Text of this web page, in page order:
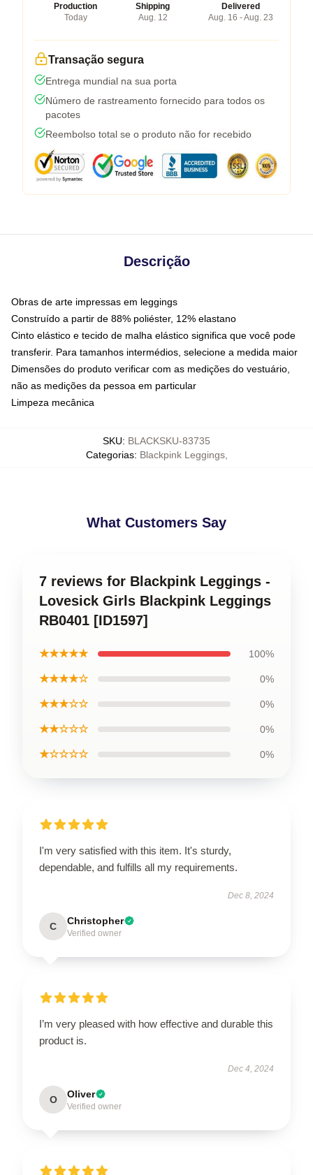
Production
Today
Shipping
Aug. 12
Delivered
Aug. 16 - Aug. 23
Transação segura
Entrega mundial na sua porta
Número de rastreamento fornecido para todos os
pacotes
Reembolso total se o produto não for recebido
Descrição
Obras de arte impressas em leggings
Construído a partir de 88% poliéster, 12% elastano
Cinto elástico e tecido de malha elástico significa que você pode
transferir. Para tamanhos intermédios, selecione a medida maior
Dimensões do produto verificar com as medições do vestuário,
não as medições da pessoa em particular
Limpeza mecânica
SKU: BLACKSKU-83735
Categorias: Blackpink Leggings,
What Customers Say
7 reviews for Blackpink Leggings -
Lovesick Girls Blackpink Leggings
RB0401 [ID1597]
★★★★★ 100%
★★★★☆ 0%
★★★☆☆ 0%
★★☆☆☆ 0%
★☆☆☆☆ 0%
I'm very satisfied with this item. It's sturdy,
dependable, and fulfills all my requirements.
Dec 8, 2024
C Christopher
Verified owner
I’m very pleased with how effective and durable this
product is.
Dec 4, 2024
O Oliver
Verified owner